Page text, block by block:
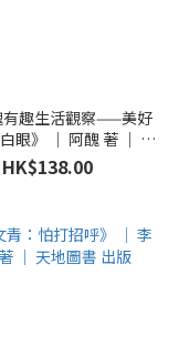
有趣生活觀察——美好
眼》 ｜ 阿醜 著 ｜ 亮
光文化 出版
HK$138.00